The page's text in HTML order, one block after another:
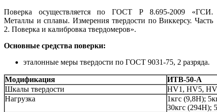
Поверка осуществляется по ГОСТ Р 8.695-2009 «ГСИ.
Металлы и сплавы. Измерения твердости по Виккерсу. Часть
2. Поверка и калибровка твердомеров».
Основные средства поверки:
эталонные меры твердости по ГОСТ 9031-75, 2 разряда.
Модификация
ИТВ-50-А
Шкалы твердости
HV1, HV5,
Нагрузка
1кгс (9,8Н);
30кгс (294Н);